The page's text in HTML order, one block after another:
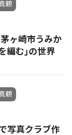
鶴
ヶ崎市うみか
編む｣の世界
鶴
写真クラブ作